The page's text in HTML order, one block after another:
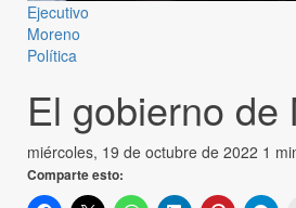
Ejecutivo
Moreno
Política
El gobierno
miércoles, 19 de octubre de 2022 1
Comparte esto: